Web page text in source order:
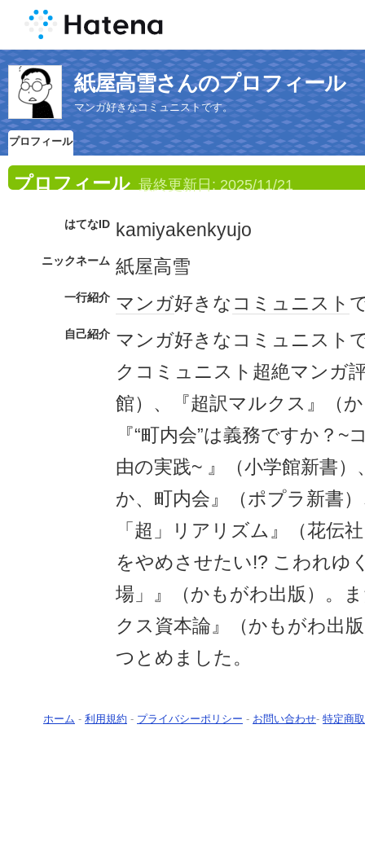
紙屋高雪さんのプロフィール
マンガ好きなコミュニストです。
プロフィール
プロフィール 最終更新日: 2025/11/21
はてなID kamiyakenkyujo
ニックネーム 紙屋高雪
一行紹介 マンガ好きな コミュニスト
自己紹介 マンガ好きなコミュニスト
クコミュニスト超絶マンガ
館）、『超訳マルクス』（
『“町内会”は義務ですか？
由の実践~ 』（小学館新書
か、町内会』（ポプラ新書
「超」リアリズム』（花伝
をやめさせたい!? こわれゆ
場」』（かもがわ出版）。
クス資本論』（かもがわ出
つとめました。
ホーム - 利用規約 - プライバシーポリシー - お問い合わせ- 特定商